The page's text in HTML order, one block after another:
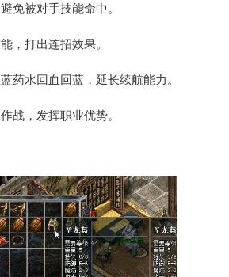
免被对手技能命中。
，打出连招效果。
药水回血回蓝，延长续航能力。
战，发挥职业优势。